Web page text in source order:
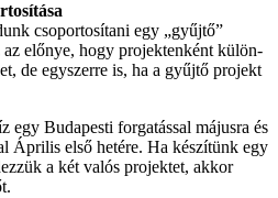
csoportosítani egy „gyűjtő”
előnye, hogy projektenként külön-
de egyszerre is, ha a gyűjtő projekt
egy Budapesti forgatással májusra és
Április első hetére. Ha készítünk egy
a két valós projektet, akkor